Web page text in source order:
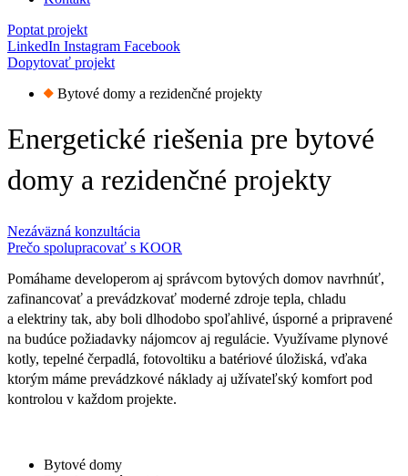
Poptat projekt
LinkedIn Instagram Facebook
Dopytovať projekt
Bytové domy a rezidenčné projekty
Energetické riešenia pre bytové
domy a rezidenčné projekty
Nezáväzná konzultácia
Prečo spolupracovať s KOOR
Pomáhame developerom aj správcom bytových domov navrhnúť,
zafinancovať a prevádzkovať moderné zdroje tepla, chladu
a elektriny tak, aby boli dlhodobo spoľahlivé, úsporné a pripravené
na budúce požiadavky nájomcov aj regulácie. Využívame plynové
kotly, tepelné čerpadlá, fotovoltiku a batériové úložiská, vďaka
ktorým máme prevádzkové náklady aj užívateľský komfort pod
kontrolou v každom projekte.
Bytové domy